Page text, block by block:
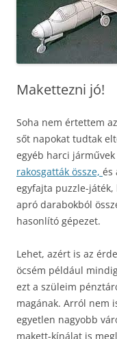
Makettezni jó!
Soha nem értettem
sőt napokat tudtak
egyéb harci
rakosgatták össze, és
egyfajta puzzle-
apró darabokból
hasonlító gépezet.
Lehet, azért is az
öcsém például
ezt a szüleim
magának. Arról nem
egyetlen nagyobb
makett-kínálat is